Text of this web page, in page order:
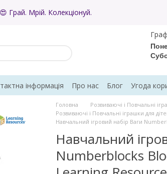
😍 Грай. Мрій. Колекціонуй.
інформація Про нас Блог
Угода
Головна
Розвиваючі і Повчальні
Розвиваючі і Повчальні іграшки для
Навчальний ігровий набір Ваги
Навчальний
Numberblocks